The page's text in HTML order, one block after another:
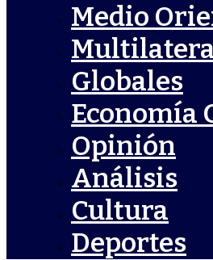
Medio
Globales
Economía
Opinión
Análisis
Cultura
Deportes